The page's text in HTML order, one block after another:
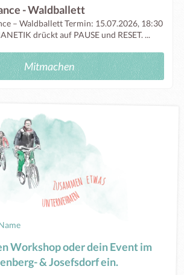
- Waldballett
– Waldballett Termin: 15.07.2026, 18:30
drückt auf PAUSE und RESET. ...
Mitmachen
Workshop oder dein Event im
& Josefsdorf ein.